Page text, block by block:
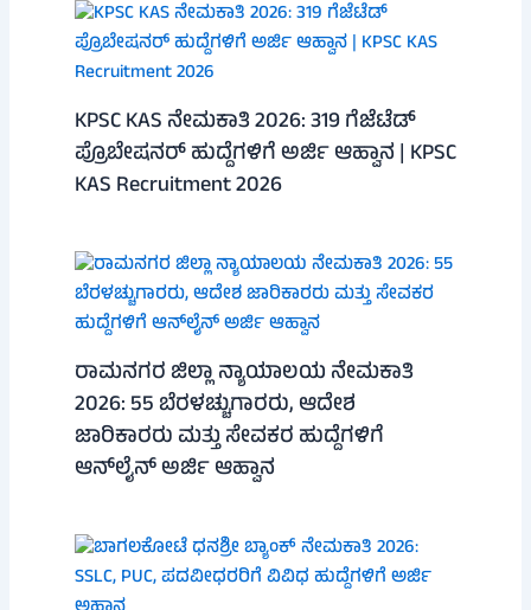
KPSC KAS ನೇಮಕಾತಿ 2026: 319 ಗೆಜೆಟೆಡ್
ಪ್ರೊಬೇಷನರ್ ಹುದ್ದೆಗಳಿಗೆ ಅರ್ಜಿ ಆಹ್ವಾನ | KPSC
KAS Recruitment 2026
ರಾಮನಗರ ಜಿಲ್ಲಾ ನ್ಯಾಯಾಲಯ ನೇಮಕಾತಿ
2026: 55 ಬೆರಳಚ್ಚುಗಾರರು, ಆದೇಶ
ಜಾರಿಕಾರರು ಮತ್ತು ಸೇವಕರ ಹುದ್ದೆಗಳಿಗೆ
ಆನ್‌ಲೈನ್ ಅರ್ಜಿ ಆಹ್ವಾನ